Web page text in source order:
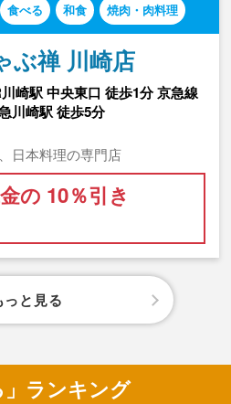
食べる 和食 焼肉・肉料理
ぶ禅 川崎店
崎駅 中央東口 徒歩1分 京急線
川崎駅 徒歩5分
日本料理の専門店
の 10％引き
っと見る
」ランキング